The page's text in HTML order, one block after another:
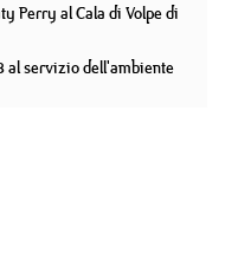
Perry al Cala di Volpe di
al servizio dell'ambiente